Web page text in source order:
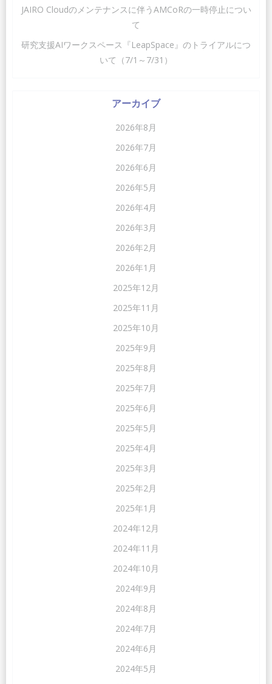
JAIRO Cloudのメンテナンスに伴うAMCoRの一時停止につい
て
研究支援AIワークスペース『LeapSpace』のトライアルにつ
いて（7/1～7/31）
アーカイブ
2026年8月
2026年7月
2026年6月
2026年5月
2026年4月
2026年3月
2026年2月
2026年1月
2025年12月
2025年11月
2025年10月
2025年9月
2025年8月
2025年7月
2025年6月
2025年5月
2025年4月
2025年3月
2025年2月
2025年1月
2024年12月
2024年11月
2024年10月
2024年9月
2024年8月
2024年7月
2024年6月
2024年5月